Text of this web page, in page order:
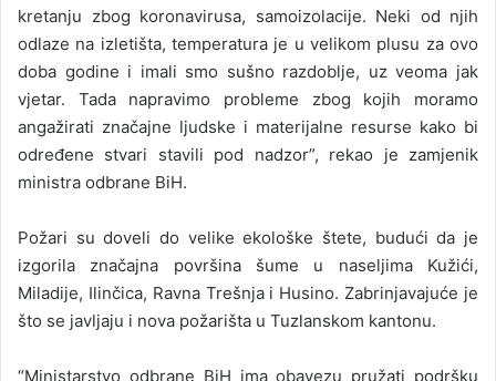
kretanju zbog koronavirusa, samoizolacije. Neki od njih
odlaze na izletišta, temperatura je u velikom plusu za ovo
doba godine i imali smo sušno razdoblje, uz veoma jak
vjetar. Tada napravimo probleme zbog kojih moramo
angažirati značajne ljudske i materijalne resurse kako bi
određene stvari stavili pod nadzor”, rekao je zamjenik
ministra odbrane BiH.
Požari su doveli do velike ekološke štete, budući da je
izgorila značajna površina šume u naseljima Kužići,
Miladije, Ilinčica, Ravna Trešnja i Husino. Zabrinjavajuće je
što se javljaju i nova požarišta u Tuzlanskom kantonu.
“Ministarstvo odbrane BiH ima obavezu pružati podršku